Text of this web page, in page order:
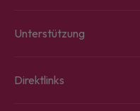
Unterstützung
Direktlinks